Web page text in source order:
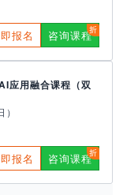
报名 咨询课程
应用融合课程（双
报名 咨询课程